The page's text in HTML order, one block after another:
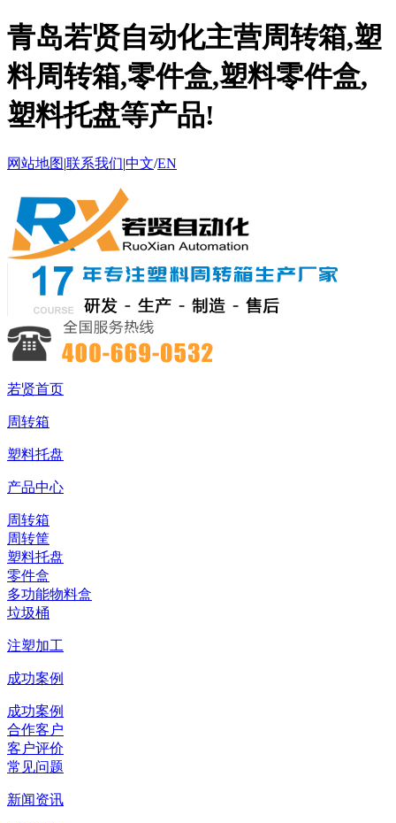
青岛若贤自动化主营周转箱,塑
料周转箱,零件盒,塑料零件盒,
塑料托盘等产品!
网站地图|联系我们|中文/EN
若贤首页
周转箱
塑料托盘
产品中心
周转箱
周转筐
塑料托盘
零件盒
多功能物料盒
垃圾桶
注塑加工
成功案例
成功案例
合作客户
客户评价
常见问题
新闻资讯